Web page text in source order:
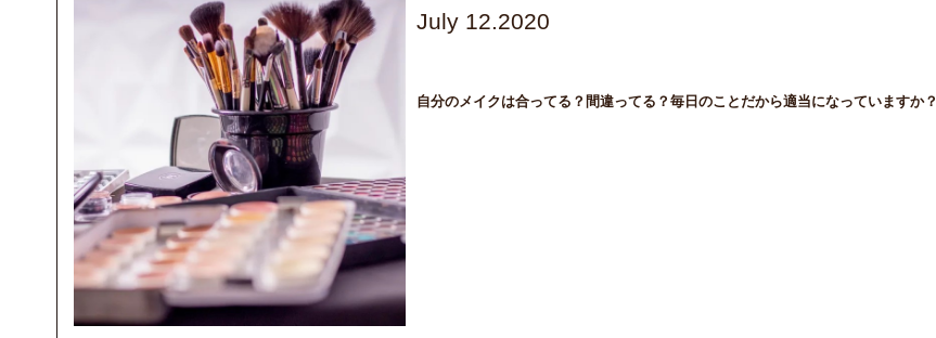
July 12.2020
自分のメイクは合ってる？間違ってる？毎日のことだから適当になっていますか？